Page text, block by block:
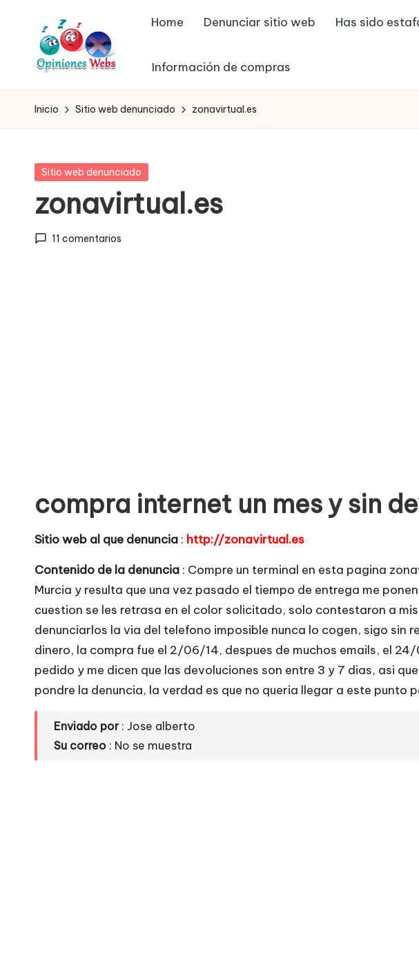
contenido
O
p
io
n
e
ri
o
s
d
e
si
ti
s
y
compra
vía
online,
comprar
por
Home Denunciar sitio web Has sido
Información de compras
Inicio Sitio web denunciado zonavirtual.es
Publicada
Sitio web denunciado
zonavirtual.es
11 comentarios
compra internet un mes y sin
Sitio web al que denuncia : http://zonavirtual.es
Contenido de la denuncia : Compre un terminal en esta pagina
Murcia y resulta que una vez pasado el tiempo de entrega me
cuestion se les retrasa en el color solicitado, solo contestaron a
denunciarlos la via del telefono imposible nunca lo cogen, sigo sin
dinero, la compra fue el 2/06/14, despues de muchos emails, el
pedido y me dicen que las devoluciones son entre 3 y 7 dias, asi
pondre la denuncia, la verdad es que no queria llegar a este punto
Enviado por: Jose alberto
Su correo : No se muestra